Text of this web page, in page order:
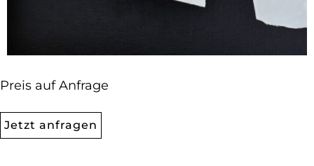
Preis auf Anfrage
Jetzt anfragen